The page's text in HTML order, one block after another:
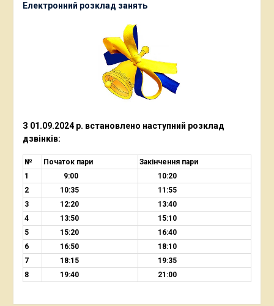
Електронний розклад занять
З 01.09.2024 р. встановлено наступний розклад
дзвінків:
№ Початок пари
Закінчення пари
1
9:00
10:20
2
10:35
11:55
3
12:20
13:40
4
13:50
15:10
5
15:20
16:40
6
16:50
18:10
7
18:15
19:35
8
19:40 21:00